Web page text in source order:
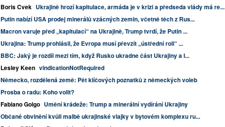
Boris Cvek Ukrajině hrozí kapitulace, armáda je v krizi a předseda vlády má re...
Putin nabízí USA prodej minerálů vzácných zemin, včetně těch z Rus...
Macron varuje před „kapitulací“ na Ukrajině, Trump tvrdí, že Putin ...
Ukrajina: Trump prohlásil, že Evropa musí převzít „ústřední roli“ ...
BBC: Jaký je rozdíl mezi tím, když Rusko ukradne část Ukrajiny a I...
Lesley Keen vindicationNotRequired
Německo, rozdělená země: Pět klíčových poznatků z německých voleb
Prosba o radu: Koho volit?
Fabiano Golgo Umění krádeže: Trump a minerální vydírání Ukrajiny
Občané obvinění kvůli malbě ukrajinské vlajky v bytovém komplexu ru...